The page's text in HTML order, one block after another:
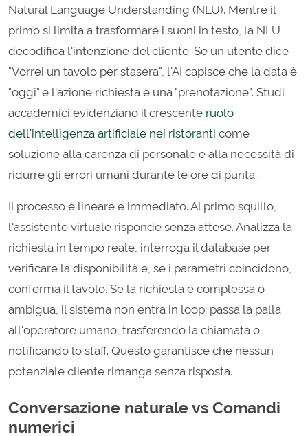
Natural Language Understanding (NLU). Mentre il
primo si limita a trasformare i suoni in testo, la NLU
decodifica l'intenzione del cliente. Se un utente dice
"Vorrei un tavolo per stasera", l'AI capisce che la data è
"oggi" e l'azione richiesta è una "prenotazione". Studi
accademici evidenziano il crescente ruolo
dell'intelligenza artificiale nei ristoranti come
soluzione alla carenza di personale e alla necessità di
ridurre gli errori umani durante le ore di punta.
Il processo è lineare e immediato. Al primo squillo,
l'assistente virtuale risponde senza attese. Analizza la
richiesta in tempo reale, interroga il database per
verificare la disponibilità e, se i parametri coincidono,
conferma il tavolo. Se la richiesta è complessa o
ambigua, il sistema non entra in loop; passa la palla
all'operatore umano, trasferendo la chiamata o
notificando lo staff. Questo garantisce che nessun
potenziale cliente rimanga senza risposta.
Conversazione naturale vs Comandi
numerici